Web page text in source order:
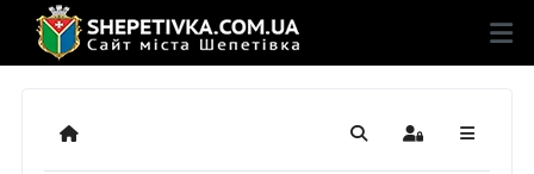
Додому ПошукSign In